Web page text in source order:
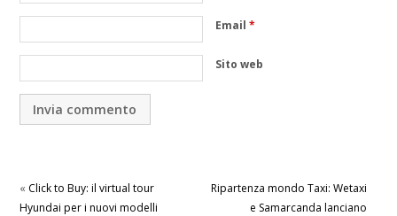
Email *
Sito web
« Click to Buy: il virtual tour
Hyundai per i nuovi modelli
Ripartenza mondo Taxi: Wetaxi
e Samarcanda lanciano